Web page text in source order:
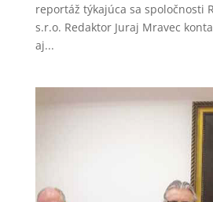
reportáž týkajúca sa spoločnosti
s.r.o. Redaktor Juraj Mravec
aj...